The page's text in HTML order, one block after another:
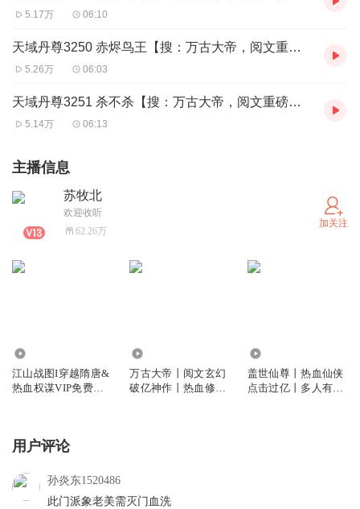
5.17万 06:10
天域丹尊3250 赤烬鸟王【搜：万古大帝，阅文重磅玄幻】
5.26万 06:03
天域丹尊3251 杀不杀【搜：万古大帝，阅文重磅玄幻】
5.14万 06:13
主播信息
苏牧北
欢迎收听
62.26万
加关注
江山战图I穿越隋唐&
热血权谋VIP免费多
万古大帝丨阅文玄幻
破亿神作丨热血修真
盖世仙尊丨热血仙侠
点击过亿丨多人有声
用户评论
孙炎东1520486
此门派象老美需灭门血洗